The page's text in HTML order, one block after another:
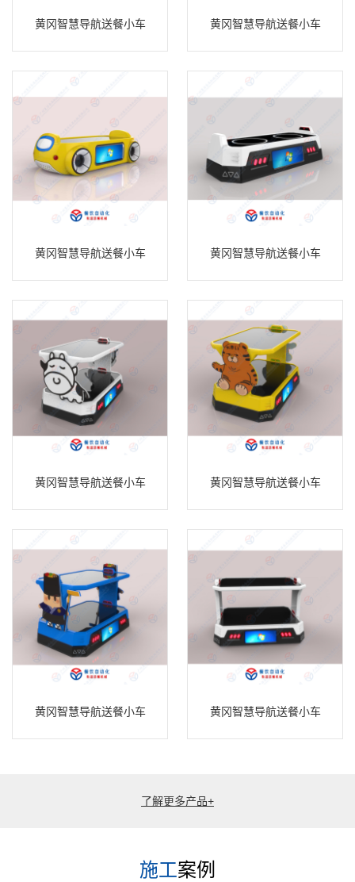
黄冈智慧导航送餐小车 黄冈智慧导航送餐小车
黄冈智慧导航送餐小车 黄冈智慧导航送餐小车
黄冈智慧导航送餐小车 黄冈智慧导航送餐小车
黄冈智慧导航送餐小车 黄冈智慧导航送餐小车
了解更多产品+
施工案例